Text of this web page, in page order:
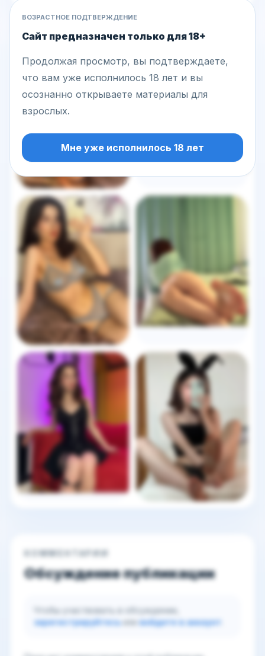
Другие фото этой модели
КОММЕНТАРИИ
Обсуждение публикации
Чтобы участвовать в обсуждении,
зарегистрируйтесьиливойдите в аккаунт
ВОЗРАСТНОЕ ПОДТВЕРЖДЕНИЕ
Сайт предназначен только для 18+
Продолжая просмотр, вы подтверждаете,
что вам уже исполнилось 18 лет и вы
осознанно открываете материалы для
взрослых.
Мне уже исполнилось 18 лет